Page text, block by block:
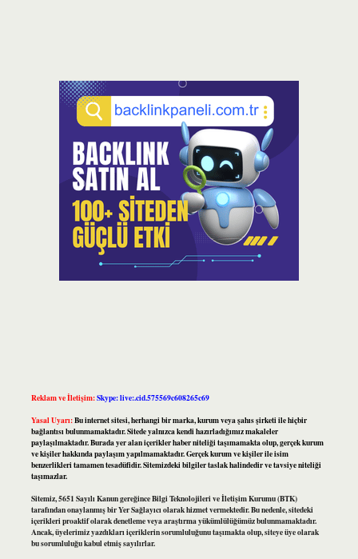
Reklam ve İletişim:Skype: live:.cid.575569c608265c69
Yasal Uyarı:Bu internet sitesi, herhangi bir marka, kurum veya şahıs şirketi ile hiçbir
bağlantısı bulunmamaktadır. Sitede yalnızca kendi hazırladığımız makaleler
paylaşılmaktadır. Burada yer alan içerikler haber niteliği taşımamakta olup, gerçek kurum
ve kişiler hakkında paylaşım yapılmamaktadır. Gerçek kurum ve kişiler ile isim
benzerlikleri tamamen tesadüfidir. Sitemizdeki bilgiler taslak halindedir ve tavsiye niteliği
taşımazlar.
Sitemiz, 5651 Sayılı Kanun gereğince Bilgi Teknolojileri ve İletişim Kurumu (BTK)
tarafından onaylanmış bir Yer Sağlayıcı olarak hizmet vermektedir. Bu nedenle, sitedeki
içerikleri proaktif olarak denetleme veya araştırma yükümlülüğümüz bulunmamaktadır.
Ancak, üyelerimiz yazdıkları içeriklerin sorumluluğunu taşımakta olup, siteye üye olarak
bu sorumluluğu kabul etmiş sayılırlar.